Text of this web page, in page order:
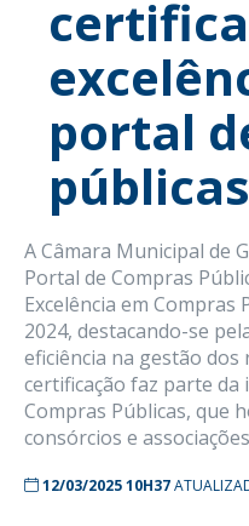
portal
A Câmara Municipal de
Portal de Compras
Excelência em Compras
2024, destacando-se
eficiência na gestão dos
certificação faz parte da
Compras Públicas, que
consórcios e
12/03/2025 10H37